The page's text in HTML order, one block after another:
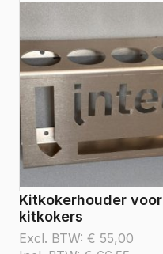
Kitkokerhouder
kitkokers
Excl. BTW: € 55,00